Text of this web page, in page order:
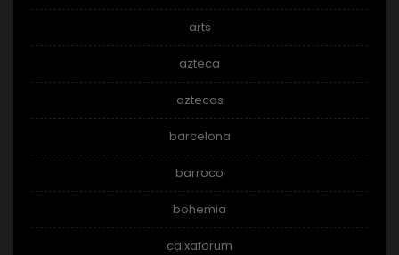
arts
azteca
aztecas
barcelona
barroco
bohemia
caixaforum